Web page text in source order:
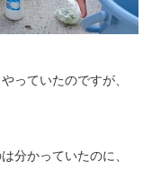
っていたのですが、
分かっていたのに、